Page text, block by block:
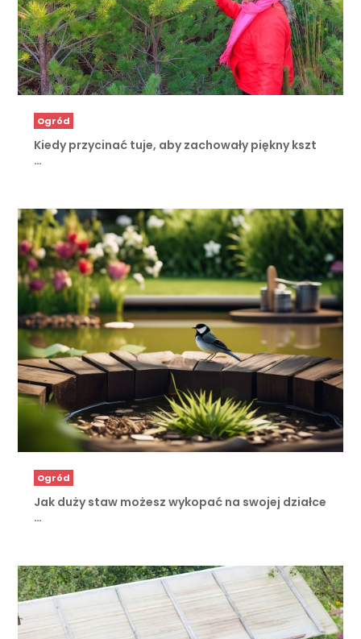
Ogród
Kiedy przycinać tuje, aby zachowały piękny kszt
…
Ogród
Jak duży staw możesz wykopać na swojej działce
…